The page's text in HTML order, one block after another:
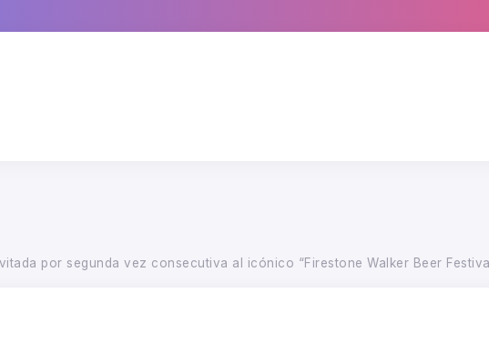
por segunda vez consecutiva al icónico “Firestone Walker Beer